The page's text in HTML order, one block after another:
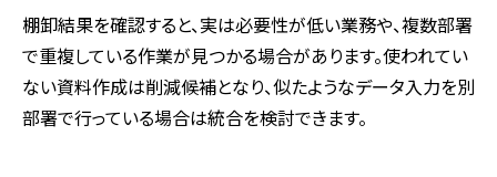
棚卸結果を確認すると、実は必要性が低い業務や、複数部署
で重複している作業が見つかる場合があります。使われてい
ない資料作成は削減候補となり、似たようなデータ入力を別
部署で行っている場合は統合を検討できます。